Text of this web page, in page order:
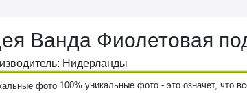
Ванда Фиолетовая
Нидерланды
100% уникальные фото - это означет, что